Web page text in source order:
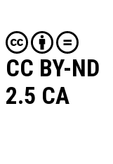
CC BY-ND
2.5 CA